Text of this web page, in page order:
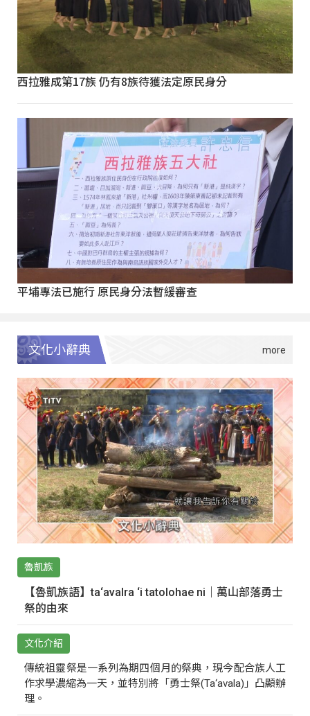
西拉雅成第17族 仍有8族待獲法定原民身分
平埔專法已施行 原民身分法暫緩審查
文化小辭典
魯凱族
【魯凱族語】ta‘avalra ‘i tatolohae ni｜萬山部落勇士
祭的由來
文化介紹
傳統祖靈祭是一系列為期四個月的祭典，現今配合族人工
作求學濃縮為一天，並特別將「勇士祭(Ta‘avala)」凸顯辦
理。